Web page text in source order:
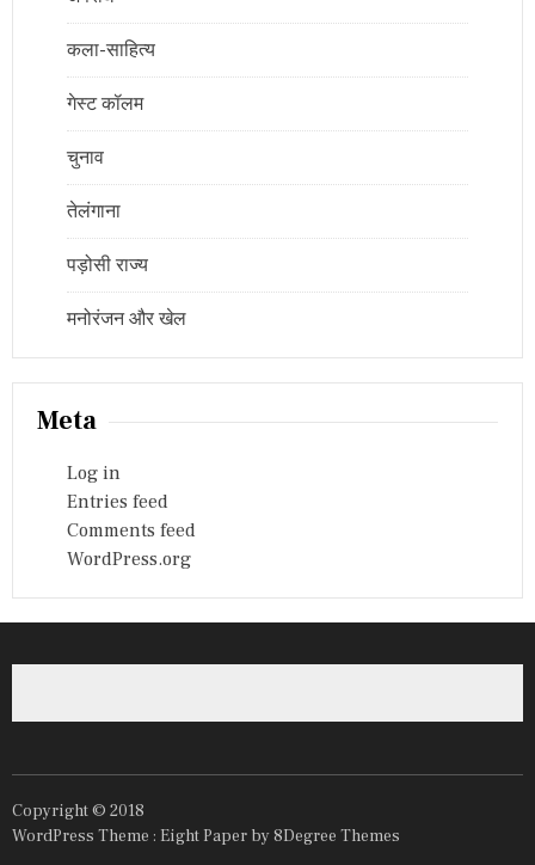
कला-साहित्य
गेस्ट कॉलम
चुनाव
तेलंगाना
पड़ोसी राज्य
मनोरंजन और खेल
Meta
Log in
Entries feed
Comments feed
WordPress.org
Copyright © 2018
WordPress Theme : Eight Paper by 8Degree Themes